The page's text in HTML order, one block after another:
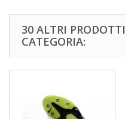
30 ALTRI
CATEGORIA: